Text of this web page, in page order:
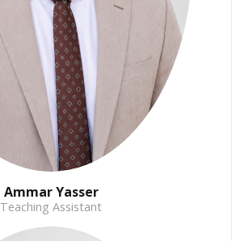
Ammar Yasser
Teaching Assistant